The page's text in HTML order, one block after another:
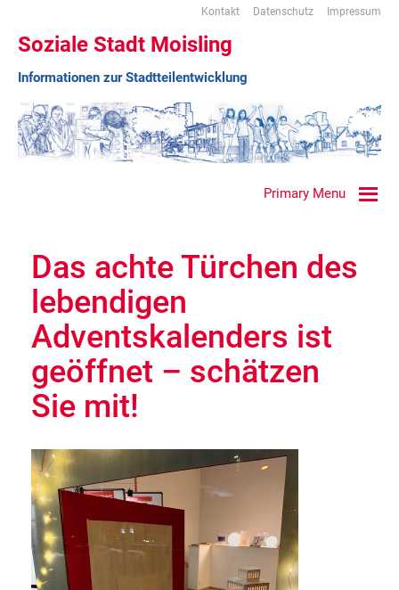
Kontakt Datenschutz Impressum
Soziale Stadt Moisling
Informationen zur Stadtteilentwicklung
Primary Menu
Das achte Türchen des
lebendigen
Adventskalenders ist
geöffnet – schätzen
Sie mit!